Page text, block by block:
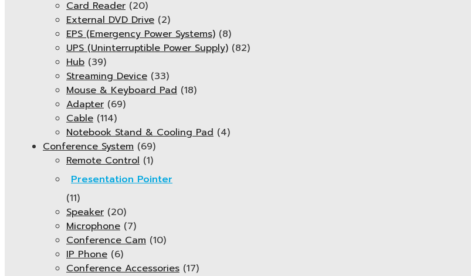
Card Reader (20)
External DVD Drive (2)
EPS (Emergency Power Systems) (8)
UPS (Uninterruptible Power Supply) (82)
Hub (39)
Streaming Device (33)
Mouse & Keyboard Pad (18)
Adapter (69)
Cable (114)
Notebook Stand & Cooling Pad (4)
Conference System (69)
Remote Control (1)
Presentation Pointer
(11)
Speaker (20)
Microphone (7)
Conference Cam (10)
IP Phone (6)
Conference Accessories (17)